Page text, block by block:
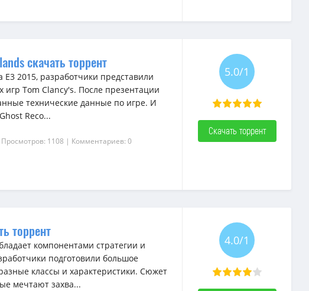
скачать торрент
2015, разработчики представили
Tom Clancy's. После презентации
технические данные по игре. И
Reco...
1108 | Комментариев: 0
5.0/1
Скачать торрент
торрент
компонентами стратегии и
подготовили большое
классы и характеристики. Сюжет
мечтают захва...
4.0/1